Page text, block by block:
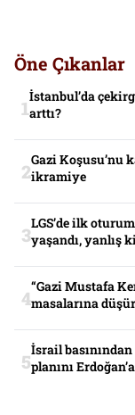
Öne Çıkanlar
İstanbul’da
arttı?
Gazi Koşusu’nu
ikramiye
LGS’de ilk
yaşandı, yanlış
“Gazi Mustafa
masalarına
İsrail
planını